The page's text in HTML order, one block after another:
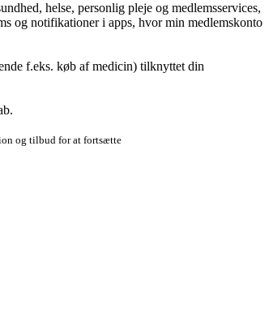
helse, personlig pleje og medlemsservices,
og notifikationer i apps, hvor min medlemskonto
f.eks. køb af medicin) tilknyttet din
og tilbud for at fortsætte